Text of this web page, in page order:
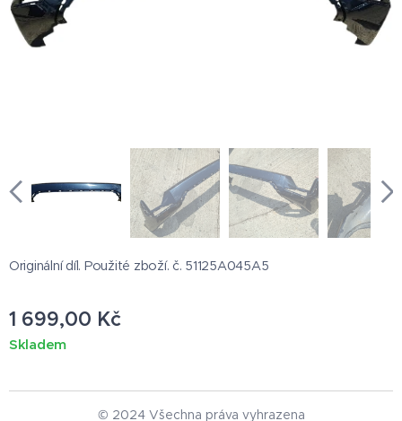
Originální díl. Použité zboží. č. 51125A045A5
1 699,00 Kč
Skladem
© 2024 Všechna práva vyhrazena